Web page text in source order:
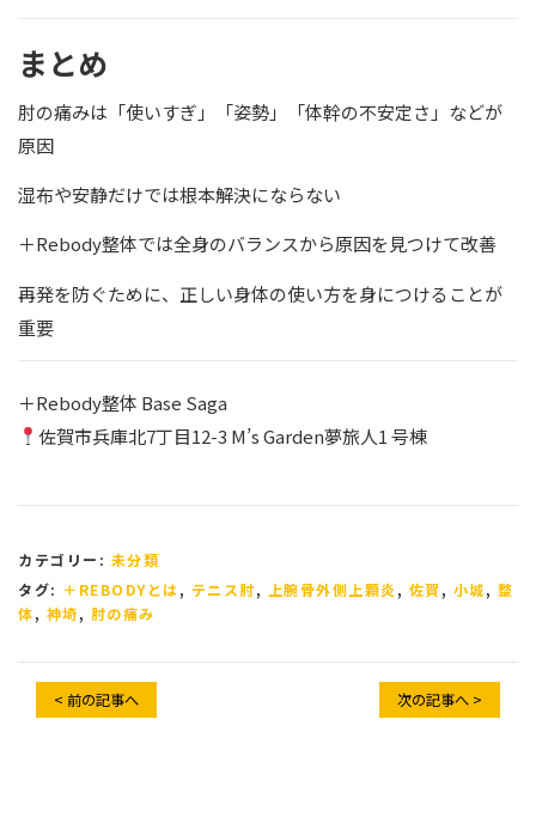
まとめ
肘の痛みは「使いすぎ」「姿勢」「体幹の不安定さ」などが
原因
湿布や安静だけでは根本解決にならない
＋Rebody整体では全身のバランスから原因を見つけて改善
再発を防ぐために、正しい身体の使い方を身につけることが
重要
＋Rebody整体 Base Saga
佐賀市兵庫北7丁目12-3 M’s Garden夢旅人1 号棟
カテゴリー: 未分類
タグ: ＋REBODYとは, テニス肘, 上腕骨外側上顆炎, 佐賀 , 小城, 整
体, 神埼, 肘の痛み
< 前の記事へ 次の記事へ >